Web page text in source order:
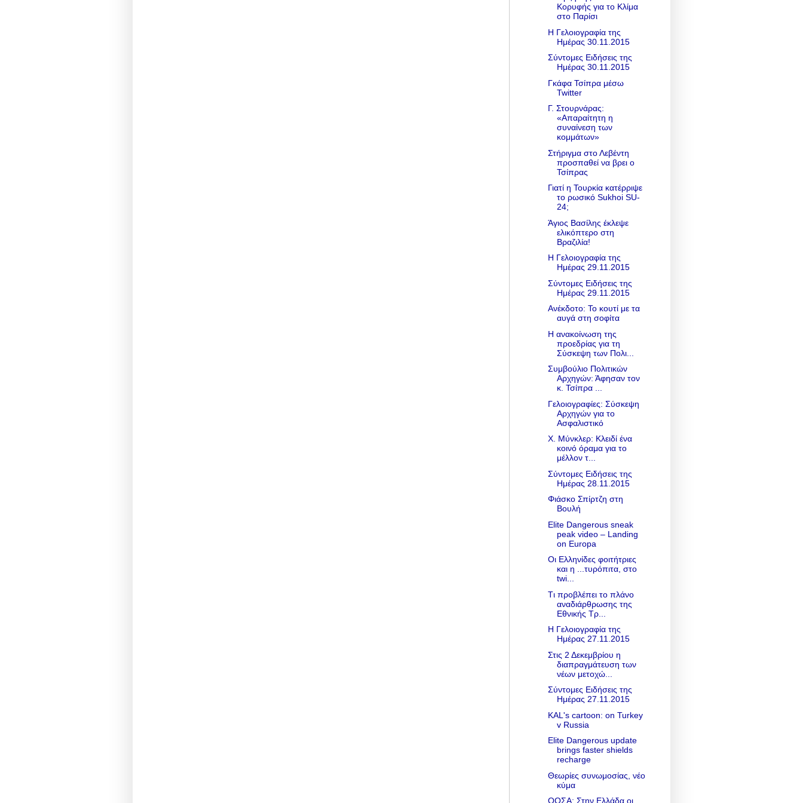
Κορυφής για το Κλίμα
στο Παρίσι
Η Γελοιογραφία της
Ημέρας 30.11.2015
Σύντομες Ειδήσεις της
Ημέρας 30.11.2015
Γκάφα Τσίπρα μέσω
Twitter
Γ. Στουρνάρας:
«Απαραίτητη η
συναίνεση των
κομμάτων»
Στήριγμα στο Λεβέντη
προσπαθεί να βρει ο
Τσίπρας
Γιατί η Τουρκία κατέρριψε
το ρωσικό Sukhoi SU-
24;
Άγιος Βασίλης έκλεψε
ελικόπτερο στη
Βραζιλία!
Η Γελοιογραφία της
Ημέρας 29.11.2015
Σύντομες Ειδήσεις της
Ημέρας 29.11.2015
Ανέκδοτο: Το κουτί με τα
αυγά στη σοφίτα
Η ανακοίνωση της
προεδρίας για τη
Σύσκεψη των Πολι...
Συμβούλιο Πολιτικών
Αρχηγών: Άφησαν τον
κ. Τσίπρα ...
Γελοιογραφίες: Σύσκεψη
Αρχηγών για το
Ασφαλιστικό
Χ. Μύνκλερ: Κλειδί ένα
κοινό όραμα για το
μέλλον τ...
Σύντομες Ειδήσεις της
Ημέρας 28.11.2015
Φιάσκο Σπίρτζη στη
Βουλή
Elite Dangerous sneak
peak video – Landing
on Europa
Οι Ελληνίδες φοιτήτριες
και η ...τυρόπιτα, στο
twi...
Tι προβλέπει το πλάνο
αναδιάρθρωσης της
Εθνικής Τρ...
Η Γελοιογραφία της
Ημέρας 27.11.2015
Στις 2 Δεκεμβρίου η
διαπραγμάτευση των
νέων μετοχώ...
Σύντομες Ειδήσεις της
Ημέρας 27.11.2015
KAL's cartoon: on Turkey
v Russia
Elite Dangerous update
brings faster shields
recharge
Θεωρίες συνωμοσίας, νέο
κύμα
ΟΟΣΑ: Στην Ελλάδα οι